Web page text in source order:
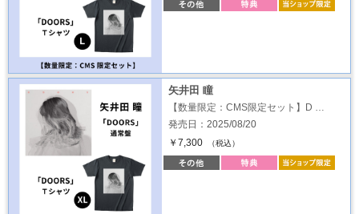
矢井田 瞳
【数量限定：CMS限定セット】D …
発売日：2025/08/20
￥7,300
（税込）